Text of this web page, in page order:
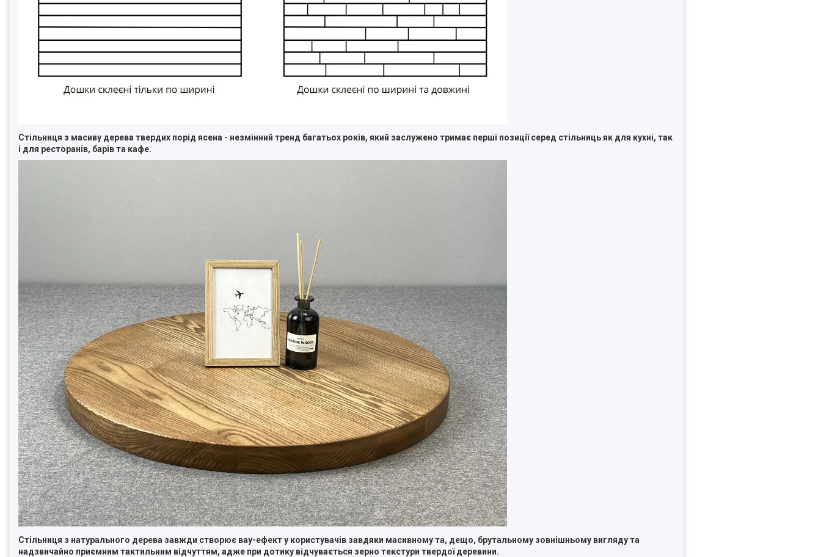
Стільниця з масиву дерева твердих порід ясена - незмінний тренд багатьох років, який заслужено тримає перші позиції серед стільниць як для кухні, так
і для ресторанів, барів та кафе.
Стільниця з натурального дерева завжди створює вау-ефект у користувачів завдяки масивному та, дещо, брутальному зовнішньому вигляду та
надзвичайно приємним тактильним відчуттям, адже при дотику відчувається зерно текстури твердої деревини.